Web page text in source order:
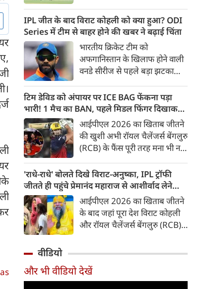
पुरानी फ़्रैंचाइजी दिल्ली कैपिटल्स
(DC) को वापस भेजने और बदले में
भारत के स्पिनर कुलदीप यादव को
अपनी टीम में शामिल करने की तैयारी
पूरी हो गई है। ट्रेड के तहत रवींद्र
जाडेजा के बाद पंत दूसरे बड़े खिलाड़ी
होंगे जिनकी सैलरी कम होगी।
IPL जीत के बाद विराट कोहली को क्या हुआ? ODI
Series में टीम से बाहर होने की खबर ने बढ़ाई चिंता
भारतीय क्रिकेट टीम को
अफगानिस्तान के खिलाफ होने वाली
वनडे सीरीज से पहले बड़ा झटका
स्टार बल्लेबाज विराट कोहली
हैमस्ट्रिंग चोट के चलते पूरी सीरीज से
बाहर हो गए हैं। यह सीरीज 13 जून
से धर्मशाला में शुरू होने जा रही है,
लेकिन उससे पहले कोहली की
अनुपस्थिति ने टीम मैनेजमेंट की
चिंताएं बढ़ा दी हैं।
टिम डेविड को अंपायर पर ICE BAG फेंकना पड़ा
भारी! 1 मैच का BAN, पहले मिडल फिंगर दिखाकर
भी फंसे थे
आईपीएल 2026 का खिताब जीतने
की खुशी अभी रॉयल चैलेंजर्स बेंगलुरु
(RCB) के फैंस पूरी तरह मना भी नहीं
खबर सामने आ गई। RCB के
विस्फोटक बल्लेबाज टिम डेविड
(Tim David) को IPL Code of
Conduct का उल्लंघन करना भारी
पड़ गया है। फाइनल मुकाबले के
दौरान की गई एक हरकत की वजह से
गया है, बल्कि अगले सीजन के पहले
मैच से भी बाहर कर दिया गया है।
'राधे-राधे' बोलते दिखे विराट-अनुष्का, IPL ट्रॉफी
जीतते ही पहुंचे प्रेमानंद महाराज से आशीर्वाद लेने
[VIDEO]
आईपीएल 2026 का खिताब जीतने
के बाद जहां पूरा देश विराट कोहली
और रॉयल चैलेंजर्स बेंगलुरु (RCB)
आध्यात्मिक राह को चुना। ट्रॉफी
जीतने के कुछ ही समय बाद दोनों
वीडियो
और भी वीडियो देखें